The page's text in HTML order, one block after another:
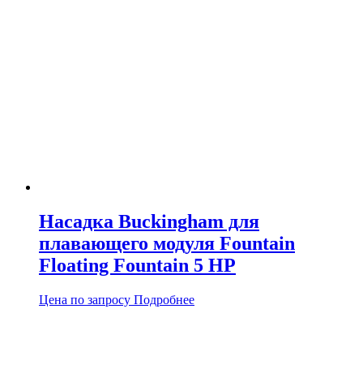
Насадка Buckingham для
плавающего модуля Fountain
Floating Fountain 5 HP
Цена по запросу Подробнее